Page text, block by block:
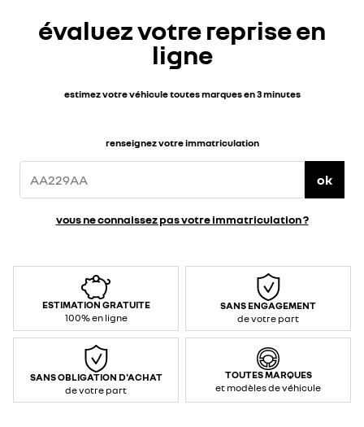
évaluez votre reprise en
ligne
estimez votre véhicule toutes marques en 3 minutes
renseignez votre immatriculation
ok
vous ne connaissez pas votre immatriculation ?
ESTIMATION GRATUITE
100% en ligne
SANS ENGAGEMENT
de votre part
SANS OBLIGATION D'ACHAT
de votre part
TOUTES MARQUES
et modèles de véhicule